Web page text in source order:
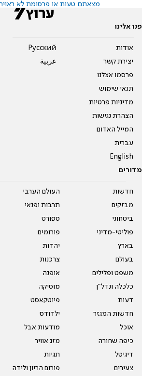
מצאתם טעות או פרסומת לא
פנו אלינו
אודות
יצירת קשר
פרסמו אצלנו
תנאי שימוש
מדיניות פרטיות
הצהרת נגישות
המייל האדום
עברית
English
Pусский
عربية
מדורים
חדשות
מבזקים
ביטחוני
פוליטי-מדיני
בארץ
בעולם
משפט ופלילים
כלכלה ונדל"ן
דעות
חדשות המגזר
אוכל
כיפה שחורה
דיגיטל
צעירים
העולם הערבי
תרבות ופנאי
ספורט
פורומים
יהדות
צרכנות
אופנה
מוסיקה
פיוטקאסט
ילדודס
מודעות אבל
מזג אוויר
תגיות
פורום הריון ולידה